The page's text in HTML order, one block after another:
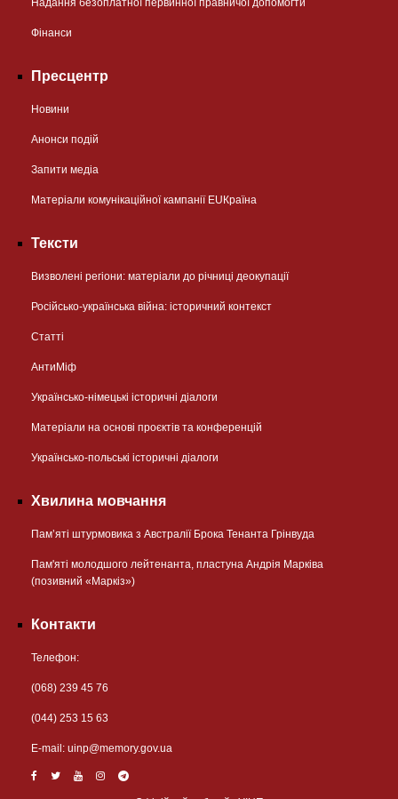
Фінанси
Пресцентр
Новини
Анонси подій
Запити медіа
Матеріали комунікаційної кампанії EUКраїна
Тексти
Визволені регіони: матеріали до річниці деокупації
Російсько-українська війна: історичний контекст
Статті
АнтиМіф
Українсько-німецькі історичні діалоги
Матеріали на основі проєктів та конференцій
Українсько-польські історичні діалоги
Хвилина мовчання
Пам’яті штурмовика з Австралії Брока Тенанта Грінвуда
Пам'яті молодшого лейтенанта, пластуна Андрія Марківа
(позивний «Маркіз»)
Контакти
Телефон:
(068) 239 45 76
(044) 253 15 63
Е-mail: uinp@memory.gov.ua